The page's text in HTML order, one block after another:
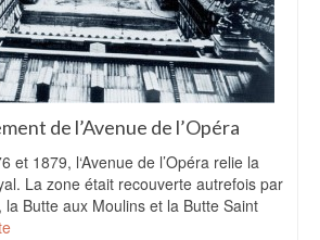
de l’Avenue de l’Opéra
et 1879, l‘Avenue de l’Opéra relie la
La zone était recouverte autrefois par
Butte aux Moulins et la Butte Saint